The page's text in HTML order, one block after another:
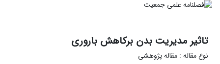
تاثیر مدیریت بدن برکاهش باروری
نوع مقاله : مقاله پژوهشی